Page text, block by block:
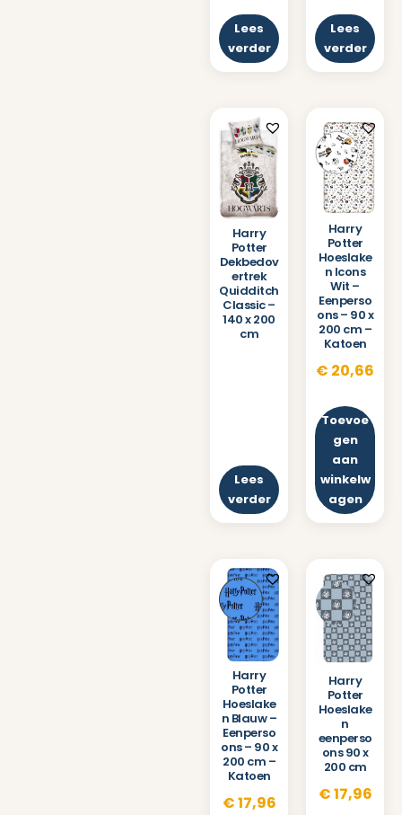
Lees
verder
Lees
verder
Harry
Potter
Dekbedov
ertrek
Quidditch
Classic –
140 x 200
cm
Lees
verder
Harry
Potter
Hoeslake
n Icons
Wit –
Eenperso
ons – 90 x
200 cm –
Katoen
€ 20,66
Toevoe
gen
aan
winkelw
agen
Harry
Potter
Hoeslake
n Blauw –
Eenperso
ons – 90 x
200 cm –
Katoen
€17,96
Harry
Potter
Hoeslake
n
eenperso
ons 90 x
200 cm
€17,96